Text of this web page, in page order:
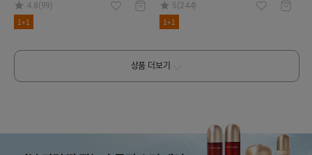
4.8(99)
1+1
5(244)
1+1
상품 더보기